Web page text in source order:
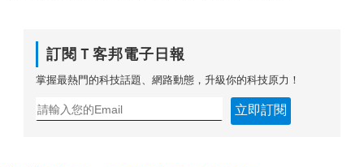
訂閱Ｔ客邦電子日報
掌握最熱門的科技話題、網路動態，升級你的科技原力！
立即訂閱